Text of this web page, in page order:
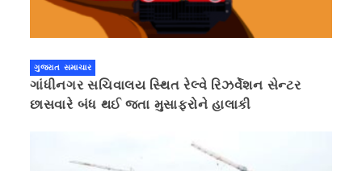
ગુજરાત સમાચાર
ગાંધીનગર સચિવાલય સ્થિત રેલ્વે રિઝર્વેશન સેન્ટર
છાસવારે બંધ થઈ જતા મુસાફરોને હાલાકી